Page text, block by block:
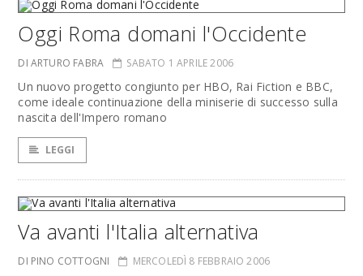
Oggi Roma domani l'Occidente
DI ARTURO FABRA SABATO 1 APRILE 2006
Un nuovo progetto congiunto per HBO, Rai Fiction e BBC,
come ideale continuazione della miniserie di successo sulla
nascita dell'Impero romano
LEGGI
Va avanti l'Italia alternativa
DI PINO COTTOGNI MERCOLEDÌ 8 FEBBRAIO 2006